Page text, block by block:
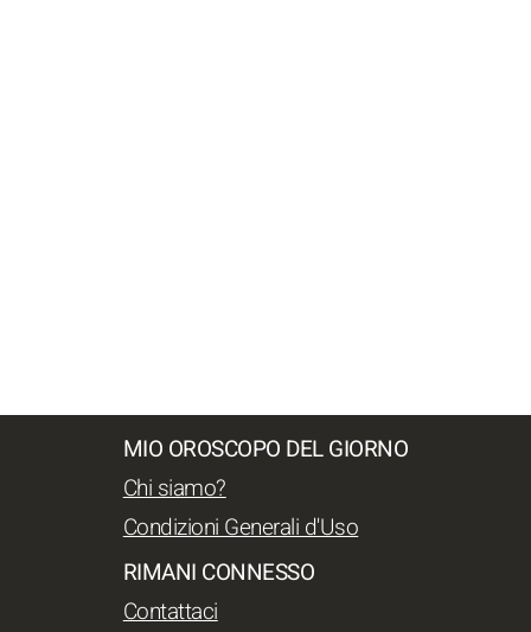
MIO OROSCOPO DEL GIORNO
Chi siamo?
Condizioni Generali d'Uso
RIMANI CONNESSO
Contattaci